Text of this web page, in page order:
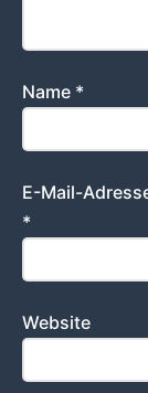
Name *
E-Mail-
*
Website